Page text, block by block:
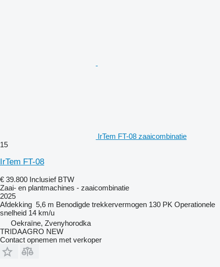
IrTem FT-08 zaaicombinatie
15
IrTem FT-08
€ 39.800 Inclusief BTW
Zaai- en plantmachines - zaaicombinatie
2025
Afdekking 5,6 m Benodigde trekkervermogen 130 PK Operationele
snelheid 14 km/u
Oekraïne, Zvenyhorodka
TRIDAAGRO NEW
Contact opnemen met verkoper